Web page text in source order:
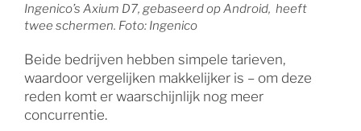
Ingenico’s Axium D7, gebaseerd op Android, heeft
twee schermen. Foto: Ingenico
Beide bedrijven hebben simpele tarieven,
waardoor vergelijken makkelijker is – om deze
reden komt er waarschijnlijk nog meer
concurrentie.